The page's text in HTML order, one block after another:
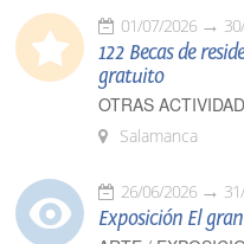
01/07/2026
122 Becas de
gratuito
OTRAS
Salamanca
26/06/2026
Exposición El